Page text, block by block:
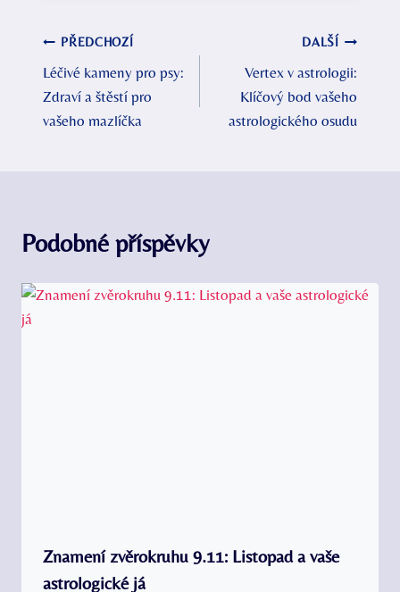
Navigace
pro
příspěvek
PŘEDCHOZÍ
Léčivé kameny pro psy:
Zdraví a štěstí pro
vašeho mazlíčka
DALŠÍ
Vertex v astrologii:
Klíčový bod vašeho
astrologického osudu
Podobné příspěvky
Znamení zvěrokruhu 9.11: Listopad a vaše
astrologické já